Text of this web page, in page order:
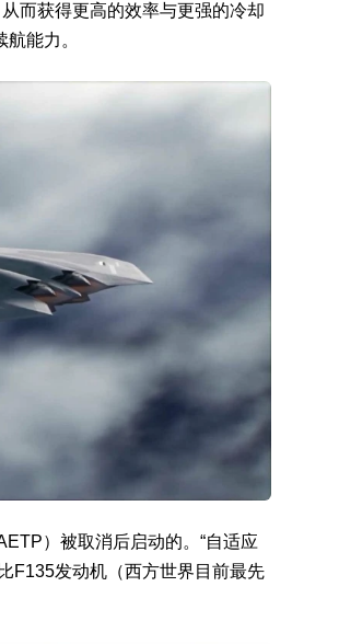
而获得更高的效率与更强的冷却
能力。
）被取消后启动的。“自适应
F135发动机（西方世界目前最先